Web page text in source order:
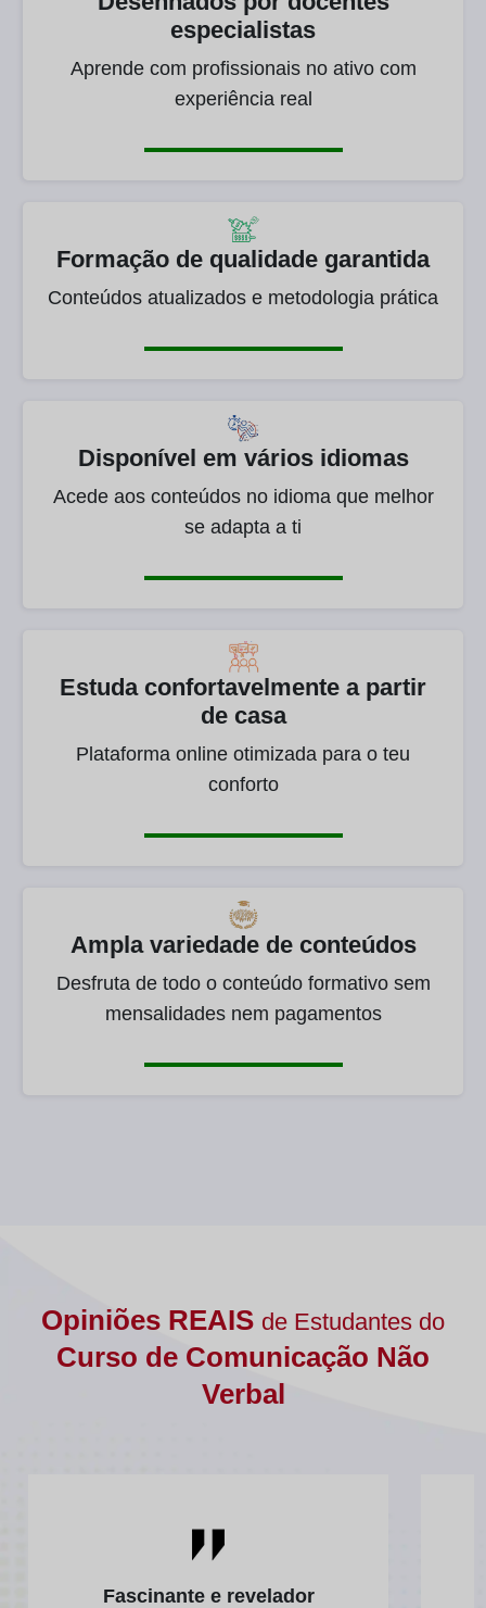
especialistas
Aprende com profissionais no ativo com
experiência real
Formação de qualidade garantida
Conteúdos atualizados e metodologia prática
Disponível em vários idiomas
Acede aos conteúdos no idioma que melhor
se adapta a ti
Estuda confortavelmente a partir
de casa
Plataforma online otimizada para o teu
conforto
Ampla variedade de conteúdos
Desfruta de todo o conteúdo formativo sem
mensalidades nem pagamentos
Opiniões REAIS de Estudantes do
Curso de Comunicação Não
Verbal
Fascinante e revelador